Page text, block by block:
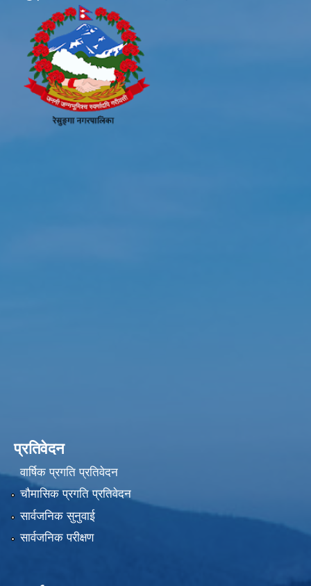
प्रतिवेदन
वार्षिक प्रगति प्रतिवेदन
चौमासिक प्रगति प्रतिवेदन
सार्वजनिक सुनुवाई
सार्वजनिक परीक्षण